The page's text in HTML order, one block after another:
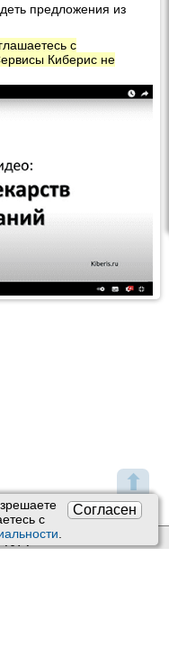
⬆
Согласен
с
.
предложения из
с
Киберис не
: